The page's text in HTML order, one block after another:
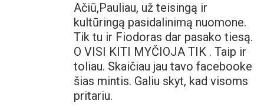
Ačiū,Pauliau, už teisingą ir
kultūringą pasidalinimą nuomone.
Tik tu ir Fiodoras dar pasako tiesą.
O VISI KITI MYČIOJA TIK . Taip ir
toliau. Skaičiau jau tavo facebooke
šias mintis. Galiu skyt, kad visoms
pritariu.